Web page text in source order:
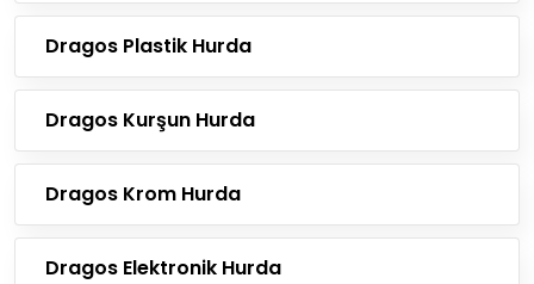
Dragos Plastik Hurda
Dragos Kurşun Hurda
Dragos Krom Hurda
Dragos Elektronik Hurda